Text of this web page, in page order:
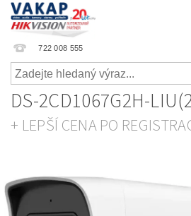
722 008 555
DS-2CD1067G2H-
+ LEPŠÍ CENA PO